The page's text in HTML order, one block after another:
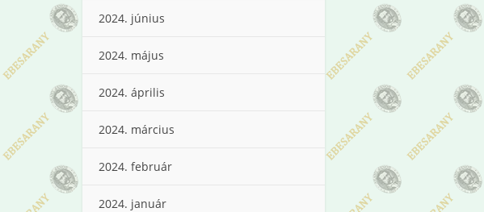
2024. június
2024. május
2024. április
2024. március
2024. február
2024. január